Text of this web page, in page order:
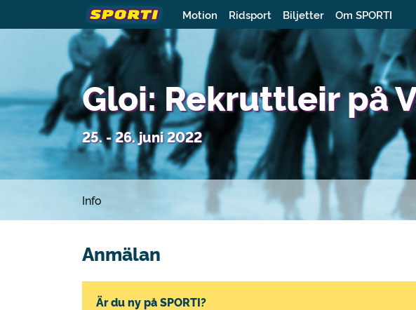
Motion Ridsport Biljetter Om SPORTI
Gloi: Rekruttleir på
25. - 26. juni 2022
Info
Anmälan
Är du ny på SPORTI?